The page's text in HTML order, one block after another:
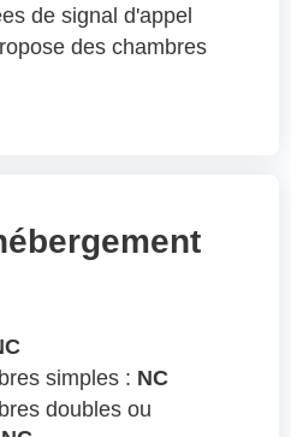
de signal d'appel
des chambres
simples : NC
doubles ou